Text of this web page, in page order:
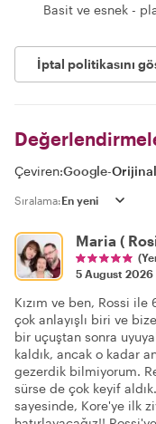
Basit ve esnek -
İptal politikasını
Çeviren:Google-
Sıralama:
Maria (
5 August 2026
Kızım ve ben, Rossi
çok anlayışlı biri ve
bir uçuştan sonra
kaldık, ancak o kadar
gezerdik bilmiyorum.
sürse de çok keyif
sayesinde, Kore'ye ilk